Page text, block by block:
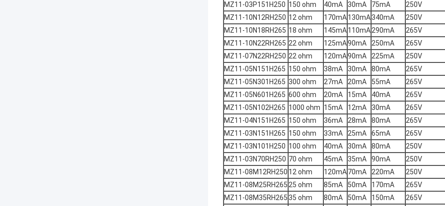
MZ11-03P151H250 150 ohm 40mA 30mA 75mA 250V
MZ11-10N12RH250 12 ohm 170mA130mA340mA 250V
MZ11-10N18RH265 18 ohm 145mA110mA290mA 265V
MZ11-10N22RH265 22 ohm 125mA90mA 250mA 265V
MZ11-07N22RH250 22 ohm 120mA90mA 225mA 250V
MZ11-05N151H265 150 ohm 38mA 30mA 80mA 265V
MZ11-05N301H265 300 ohm 27mA 20mA 55mA 265V
MZ11-05N601H265 600 ohm 20mA 15mA 40mA 265V
MZ11-05N102H265 1000 ohm 15mA 12mA 30mA 265V
MZ11-04N151H265 150 ohm 36mA 28mA 80mA 265V
MZ11-03N151H265 150 ohm 33mA 25mA 65mA 265V
MZ11-03N101H250 100 ohm 40mA 30mA 80mA 250V
MZ11-03N70RH250 70 ohm 45mA 35mA 90mA 250V
MZ11-08M12RH250 12 ohm 120mA70mA 220mA 250V
MZ11-08M25RH26525 ohm 85mA 50mA 170mA 265V
MZ11-08M35RH26535 ohm 80mA 50mA 150mA 265V